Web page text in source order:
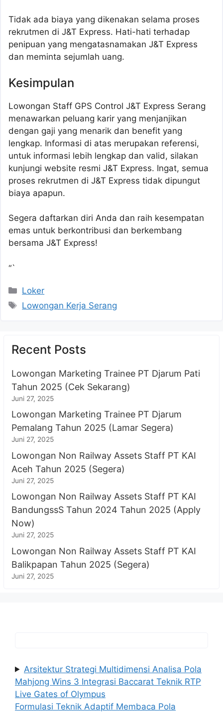
Tidak ada biaya yang dikenakan selama proses
rekrutmen di J&T Express. Hati-hati terhadap
penipuan yang mengatasnamakan J&T Express
dan meminta sejumlah uang.
Kesimpulan
Lowongan Staff GPS Control J&T Express Serang
menawarkan peluang karir yang menjanjikan
dengan gaji yang menarik dan benefit yang
lengkap. Informasi di atas merupakan referensi,
untuk informasi lebih lengkap dan valid, silakan
kunjungi website resmi J&T Express. Ingat, semua
proses rekrutmen di J&T Express tidak dipungut
biaya apapun.
Segera daftarkan diri Anda dan raih kesempatan
emas untuk berkontribusi dan berkembang
bersama J&T Express!
“`
Kategori
Loker
Tag
Lowongan Kerja Serang
Recent Posts
Lowongan Marketing Trainee PT Djarum Pati
Tahun 2025 (Cek Sekarang)
Juni 27, 2025
Lowongan Marketing Trainee PT Djarum
Pemalang Tahun 2025 (Lamar Segera)
Juni 27, 2025
Lowongan Non Railway Assets Staff PT KAI
Aceh Tahun 2025 (Segera)
Juni 27, 2025
Lowongan Non Railway Assets Staff PT KAI
BandungssS Tahun 2024 Tahun 2025 (Apply
Now)
Juni 27, 2025
Lowongan Non Railway Assets Staff PT KAI
Balikpapan Tahun 2025 (Segera)
Juni 27, 2025
Arsitektur Strategi Multidimensi Analisa Pola
Mahjong Wins 3 Integrasi Baccarat Teknik RTP
Live Gates of Olympus
Formulasi Teknik Adaptif Membaca Pola